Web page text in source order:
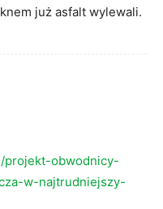
już asfalt wylewali.
projekt-obwodnicy-
w-najtrudniejszy-